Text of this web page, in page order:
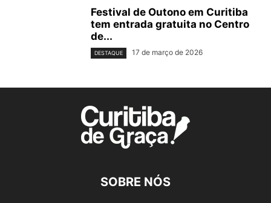
Festival de Outono em Curitiba
tem entrada gratuita no Centro
de...
DESTAQUE 17 de março de 2026
SOBRE NÓS